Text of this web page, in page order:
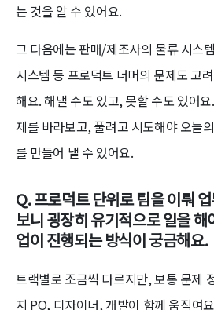
는 것을 알 수 있어요.
그 다음에는 판매/제조사의 물류 시스
시스템 등 프로덕트 너머의 문제도 고
해요. 해낼 수도 있고, 못할 수도 있어
제를 바라보고, 풀려고 시도해야 오늘
를 만들어 낼 수 있어요.
Q. 프로덕트 단위로 팀을 이뤄
보니 굉장히 유기적으로 일을 해
업이 진행되는 방식이 궁금해요.
트랙별로 조금씩 다르지만, 보통 문제
지 PO, 디자이너, 개발이 함께 움직여